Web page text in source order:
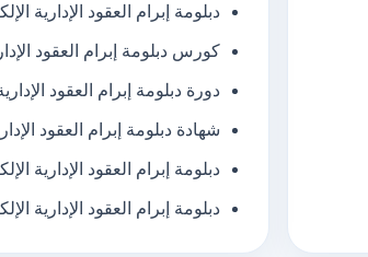
دبلومة إبرام العقود الإدارية
كورس دبلومة إبرام العقود
دورة دبلومة إبرام العقود
شهادة دبلومة إبرام العقود
دبلومة إبرام العقود الإدارية
دبلومة إبرام العقود الإدارية